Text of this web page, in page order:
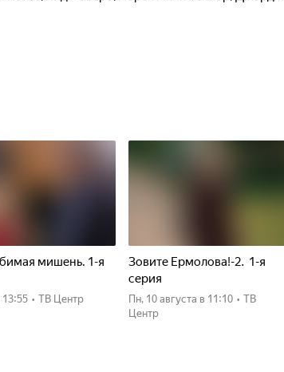
мишень. 1-я
13:55 • ТВ Центр
Зовите Ермолова!-2. 1-я
серия
пн, 10 августа в 11:10 • ТВ
Центр